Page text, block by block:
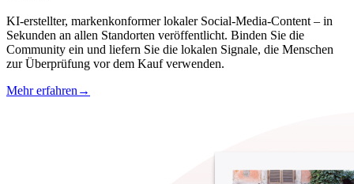
KI-erstellter, markenkonformer lokaler Social-Media-Content – in
Sekunden an allen Standorten veröffentlicht. Binden Sie die
Community ein und liefern Sie die lokalen Signale, die Menschen
zur Überprüfung vor dem Kauf verwenden.
Mehr erfahren→